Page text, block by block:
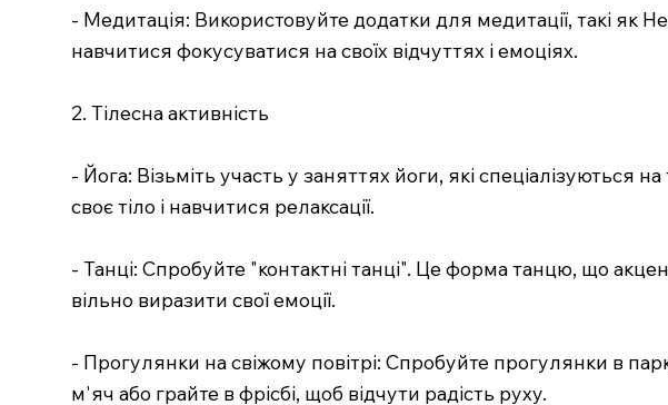
- Медитація: Використовуйте додатки для медитації, такі
навчитися фокусуватися на своїх відчуттях і емоціях.
2. Тілесна активність
- Йога: Візьміть участь у заняттях йоги, які спеціалізуються
своє тіло і навчитися релаксації.
- Танці: Спробуйте "контактні танці". Це форма танцю, що
вільно виразити свої емоції.
- Прогулянки на свіжому повітрі: Спробуйте прогулянки в
м'яч або грайте в фрісбі, щоб відчути радість руху.